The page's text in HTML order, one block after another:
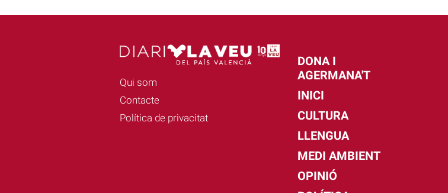
Qui som
Contacte
Política de privacitat
DONA I
AGERMANA'T
INICI
CULTURA
LLENGUA
MEDI AMBIENT
OPINIÓ